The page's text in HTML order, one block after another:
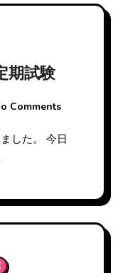
期試験
Comments